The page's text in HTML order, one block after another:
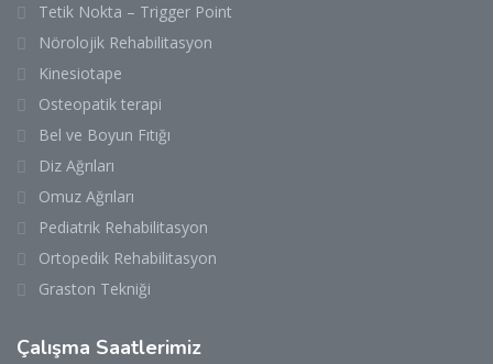
Tetik Nokta – Trigger Point
Nörolojik Rehabilitasyon
Kinesiotape
Osteopatik terapi
Bel ve Boyun Fıtığı
Diz Ağrıları
Omuz Ağrıları
Pediatrik Rehabilitasyon
Ortopedik Rehabilitasyon
Graston Tekniği
Çalışma Saatlerimiz